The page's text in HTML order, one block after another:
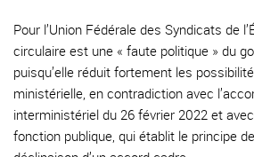
Pour l’Union Fédérale des Syndicats de
circulaire est une « faute politique » du
puisqu’elle réduit fortement les
ministérielle, en contradiction avec
interministériel du 26 février 2022 et
fonction publique, qui établit le principe